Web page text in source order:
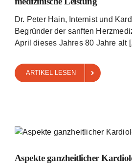
Dr. Peter Hain, Internist und
Begründer der sanften
April dieses Jahres 80 Jahre alt
ARTIKEL LESEN
Aspekte ganzheitlicher